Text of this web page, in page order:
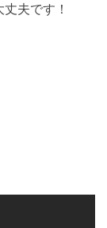
夫です！